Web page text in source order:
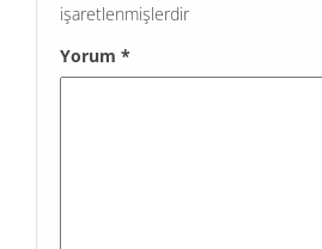
işaretlenmişlerdir
Yorum *